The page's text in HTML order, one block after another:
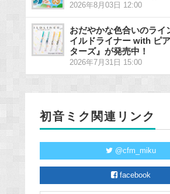
2026年8月03日 12:00
おだやかな色合いのライ
イルドライナー with ピ
ターズ』が発売中！
2026年7月31日 15:00
初音ミク関連リンク
@cfm_miku
facebook